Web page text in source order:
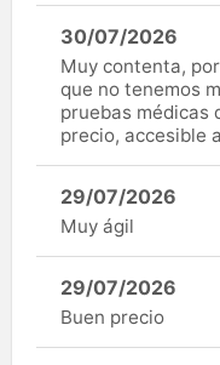
30/07/2026
Muy contenta,
que no tenemos
pruebas médicas
precio, accesible
29/07/2026
Muy ágil
29/07/2026
Buen precio